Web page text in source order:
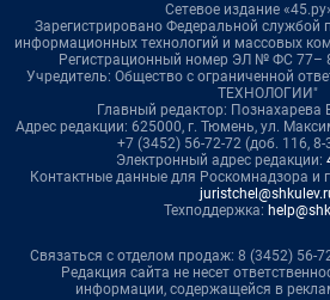
Сетевое издание
Зарегистрировано Федеральной службой
информационных технологий и массовых
Регистрационный номер ЭЛ № ФС 77–
Учредитель: Общество с ограниченной
ТЕХНОЛОГИИ"
Главный редактор: Познахарева
Адрес редакции: 625000, г. Тюмень, ул.
+7 (3452) 56-72-72 (доб. 116, 8-
Электронный адрес редакции:
Контактные данные для Роскомнадзора и
Техподдержка:
Связаться с отделом продаж: 8 (3452) 56-
Редакция сайта не несет
информации, содержащейся в